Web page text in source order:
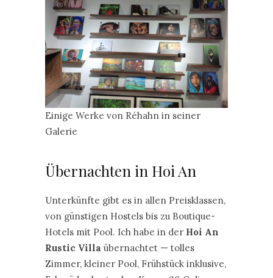
Einige Werke von Réhahn in seiner
Galerie
Übernachten in Hoi An
Unterkünfte gibt es in allen Preisklassen,
von günstigen Hostels bis zu Boutique-
Hotels mit Pool. Ich habe in der Hoi An
Rustic Villa übernachtet — tolles
Zimmer, kleiner Pool, Frühstück inklusive,